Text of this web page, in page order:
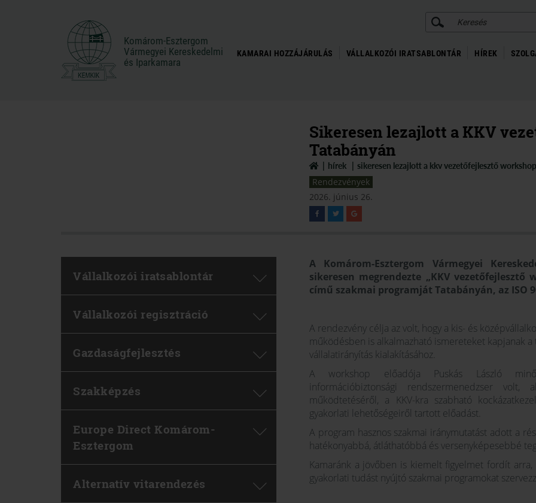
Komárom-Esztergom
Vármegyei Kereskedelmi
és Iparkamara
Komárom-Esztergom
Vármegyei Kereskedelmi
és Iparkamara
KERESÉS
KAMARAI HOZZÁJÁRULÁS VÁLLALKOZÓI IRATSABLONTÁR HÍREK
Sikeresen lezajlott a KKV
Tatabányán
hírek sikeresen lezajlott a kkv vezetőfejlesztő
Rendezvények
2026. június 26.
Vállalkozói iratsablontár
Vállalkozói regisztráció
Gazdaságfejlesztés
Szakképzés
Europe Direct Komárom-
Esztergom
Alternatív vitarendezés
A Komárom-Esztergom Vármegyei
sikeresen megrendezte „KKV
című szakmai programját Tatabányán, az ISO
A rendezvény célja az volt, hogy a kis- és
működésben is alkalmazható ismereteket kapjanak
vállalatirányítás kialakításához.
A workshop előadója Puskás László
információbiztonsági rendszermenedzser
működtetéséről, a KKV-kra szabható
gyakorlati lehetőségeiről tartott előadást.
A program hasznos szakmai iránymutatást adott a
hatékonyabbá, átláthatóbbá és versenyképesebbé
Kamaránk a jövőben is kiemelt figyelmet fordít arra,
gyakorlati tudást nyújtó szakmai programokat